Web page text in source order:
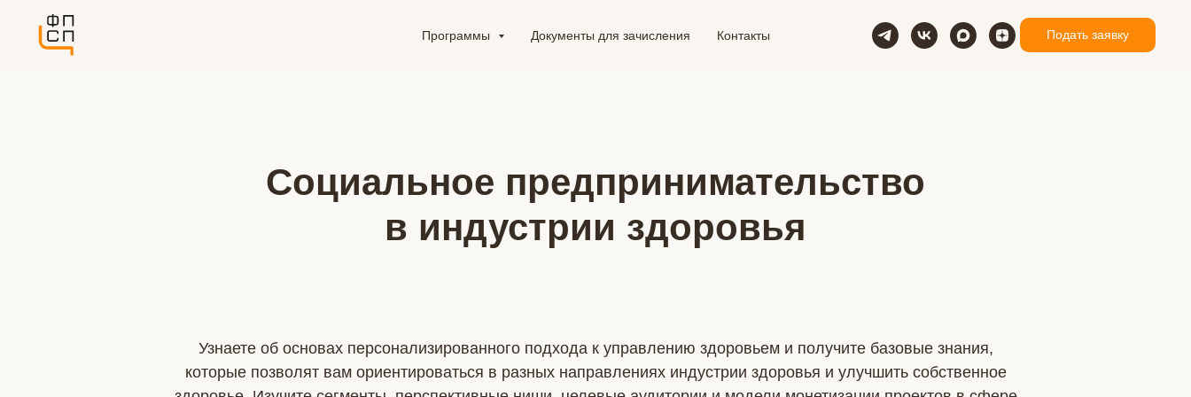
Программы Документы для зачисления Контакты Подать заявку
Социальное предпринимательство
в индустрии здоровья
Узнаете об основах персонализированного подхода к управлению здоровьем и получите базовые знания,
которые позволят вам ориентироваться в разных направлениях индустрии здоровья и улучшить собственное